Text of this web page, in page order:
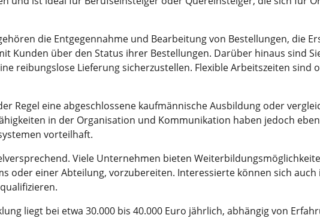
die Entgegennahme und Bearbeitung von Bestellungen, die
Kunden über den Status ihrer Bestellungen. Darüber hinaus sind
reibungslose Lieferung sicherzustellen. Flexible Arbeitszeiten sind
Regel eine abgeschlossene kaufmännische Ausbildung oder
in der Organisation und Kommunikation haben jedoch
vorteilhaft.
Viele Unternehmen bieten
oder einer Abteilung, vorzubereiten. Interessierte können sich auch
liegt bei etwa 30.000 bis 40.000 Euro jährlich, abhängig von